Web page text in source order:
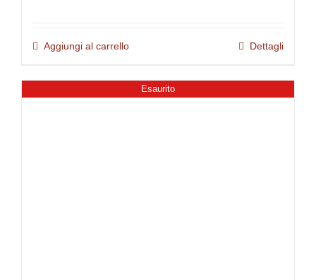
Aggiungi al carrello Dettagli
Esaurito